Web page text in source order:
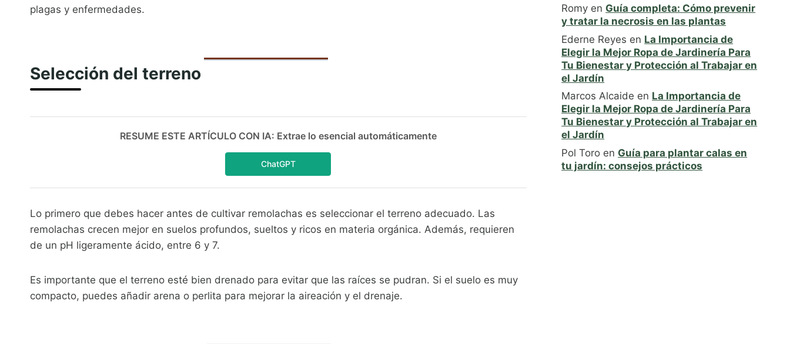
plagas y enfermedades.
Selección del terreno
RESUME ESTE ARTÍCULO CON IA: Extrae lo esencial automáticamente
ChatGPT
Lo primero que debes hacer antes de cultivar remolachas es seleccionar el terreno adecuado. Las
remolachas crecen mejor en suelos profundos, sueltos y ricos en materia orgánica. Además, requieren
de un pH ligeramente ácido, entre 6 y 7.
Es importante que el terreno esté bien drenado para evitar que las raíces se pudran. Si el suelo es muy
compacto, puedes añadir arena o perlita para mejorar la aireación y el drenaje.
Romy en Guía completa: Cómo prevenir
y tratar la necrosis en las plantas
Ederne Reyes en La Importancia de
Elegir la Mejor Ropa de Jardinería Para
Tu Bienestar y Protección al Trabajar en
el Jardín
Marcos Alcaide en La Importancia de
Elegir la Mejor Ropa de Jardinería Para
Tu Bienestar y Protección al Trabajar en
el Jardín
Pol Toro en Guía para plantar calas en
tu jardín: consejos prácticos